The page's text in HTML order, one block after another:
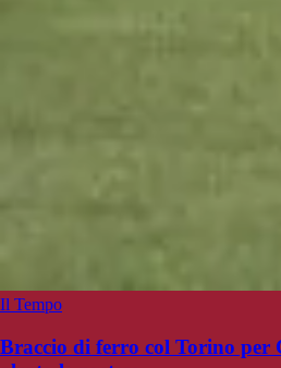
Il Tempo
Braccio di ferro col Torino per